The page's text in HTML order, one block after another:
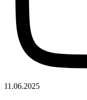
11.06.2025